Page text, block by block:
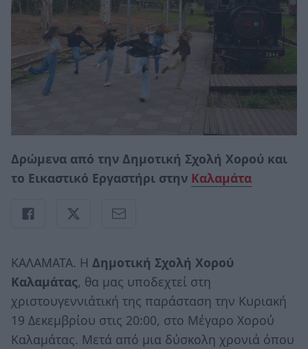
Δρώμενα από την Δημοτική Σχολή Χορού και
το Εικαστικό Εργαστήρι στην Καλαμάτα
ΚΑΛΑΜΑΤΑ. H Δημοτική Σχολή Χορού
Καλαμάτας, θα μας υποδεχτεί στη
χριστουγεννιάτική της παράσταση την Κυριακή
19 Δεκεμβρίου στις 20:00, στο Μέγαρο Χορού
Καλαμάτας. Μετά από μια δύσκολη χρονιά όπου